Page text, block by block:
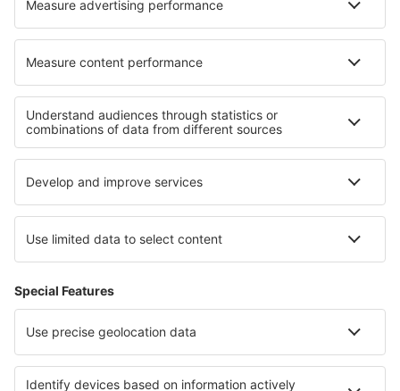
I migliori hotel - zone
Hotel in Durres Hotel sulla Riviera albanese
Hotel in Albania Hotel in Cochabamba
Hotel in Vysocina Hotel in Lake Constance
Hotel sulla Costa occidentale dello Sri Lanka
Hotel a Salzburger Saalachtal